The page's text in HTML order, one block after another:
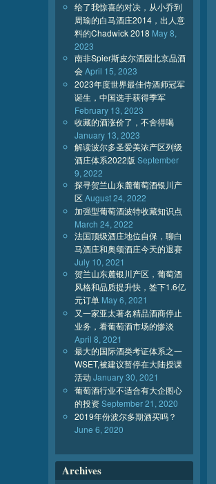
给了我惊喜的对决，从小乔到
周瑜的白马酒庄2014，出人意
料的Chadwick 2018 May 8,
2023
南非Spier斯皮尔酒园北京品酒
会April 15, 2023
2023年度世界最佳侍酒师冠军
诞生，中国选手获得季军
February 13, 2023
收藏的酒涨价了，不舍得喝
January 13, 2023
解读波尔多圣爱美浓产区列级
酒庄体系2022版 September
9, 2022
探寻贺兰山东麓葡萄酒银川产
区August 24, 2022
加强型葡萄酒波特收藏知识点
March 24, 2022
法国顶级酒庄地位自保，聊白
马酒庄和奥颂酒庄今天的退赛
July 10, 2021
贺兰山东麓银川产区，葡萄酒
风格和品质提升快，签下1.6亿
元订单 May 6, 2021
又一家亚太著名精品酒商停止
业务，看葡萄酒市场的惨淡
April 8, 2021
最大的国际酒类考证体系之一
WSET,被建议暂停在大陆授课
活动 January 30, 2021
葡萄酒行业不适合有大企图心
的投资September 21, 2020
2019年份波尔多期酒买吗？
June 6, 2020
Archives